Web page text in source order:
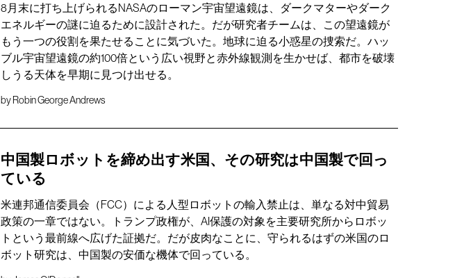
8月末に打ち上げられるNASAのローマン宇宙望遠鏡は、ダークマターやダーク
エネルギーの謎に迫るために設計された。だが研究者チームは、この望遠鏡が
もう一つの役割を果たせることに気づいた。地球に迫る小惑星の捜索だ。ハッ
ブル宇宙望遠鏡の約100倍という広い視野と赤外線観測を生かせば、都市を破壊
しうる天体を早期に見つけ出せる。
byRobin George Andrews
中国製ロボットを締め出す米国、その研究は中国製で回っ
ている
米連邦通信委員会（FCC）による人型ロボットの輸入禁止は、単なる対中貿易
政策の一章ではない。トランプ政権が、AI保護の対象を主要研究所からロボッ
トという最前線へ広げた証拠だ。だが皮肉なことに、守られるはずの米国のロ
ボット研究は、中国製の安価な機体で回っている。